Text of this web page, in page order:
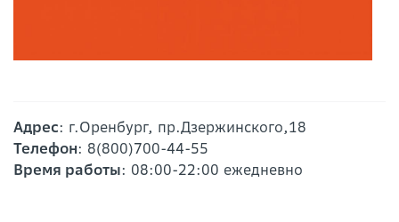
Адрес: г.Оренбург, пр.Дзержинского,18
Телефон: 8(800)700-44-55
Время работы: 08:00-22:00 ежедневно